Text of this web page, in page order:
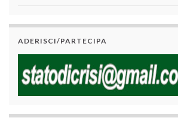
ADERISCI/PARTECIPA